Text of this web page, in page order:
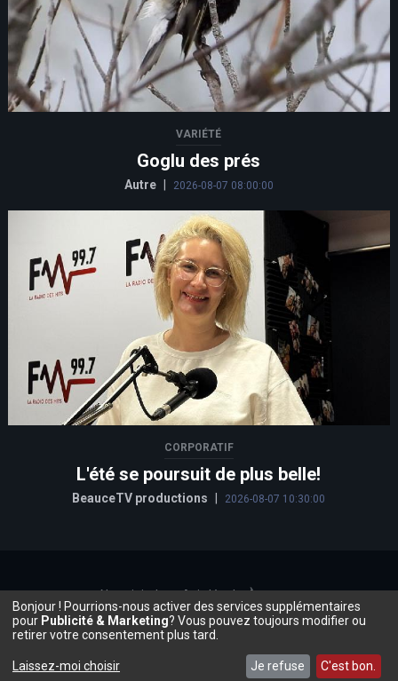
VARIÉTÉ
Goglu des prés
Autre 2026-08-07 08:00:00
CORPORATIF
L'été se poursuit de plus belle!
BeauceTV productions 2026-08-07 10:30:00
Bonjour ! Pourrions-nous activer des services supplémentaires
pour Publicité & Marketing? Vous pouvez toujours modifier ou
retirer votre consentement plus tard.
Laissez-moi choisir Je refuse C'est bon.
Nous joindre Avis légal À propos
©2026, Beauce.TV